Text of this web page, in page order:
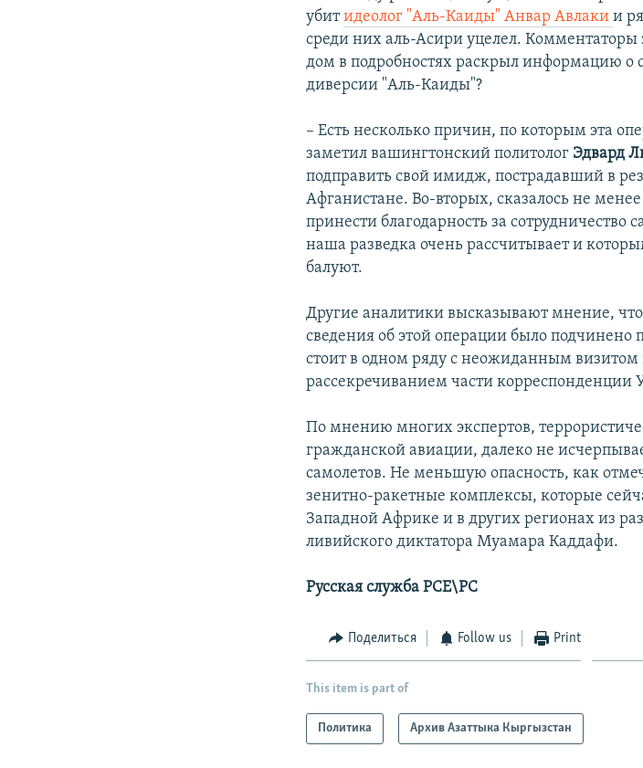
убитидеолог "Аль-Каиды" Анвар Авлакии
среди них аль-Асири уцелел.
дом в подробностях раскрыл информацию о
диверсии "Аль-Каиды"?
– Есть несколько причин, по которым эта
заметил вашингтонский политолог Эдвард
подправить свой имидж, пострадавший в
Афганистане. Во-вторых, сказалось не
принести благодарность за сотрудничество
наша разведка очень рассчитывает и
балуют.
Другие аналитики высказывают мнение,
сведения об этой операции было
стоит в одном ряду с неожиданным
рассекречиванием части корреспонденции
По мнению многих экспертов,
гражданской авиации, далеко не
самолетов. Не меньшую опасность, как
зенитно-ракетные комплексы, которые
Западной Африке и в других регионах из
ливийского диктатора Муамара Каддафи.
Русская служба РСЕ\РС
Поделиться Follow us Print
This item is part of
Политика Архив Азаттыка Кыргызстан